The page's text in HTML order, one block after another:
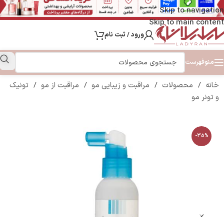
Skip to navigation
Skip to main content
ورود / ثبت نام
منوفهرست
خانه / محصولات / مراقبت و زیبایی مو / مراقبت از مو / تونیک
و تونر مو
-35%